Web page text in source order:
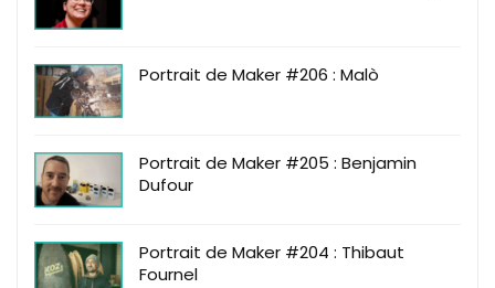
Portrait de Maker #206 : Malò
Portrait de Maker #205 : Benjamin
Dufour
Portrait de Maker #204 : Thibaut
Fournel